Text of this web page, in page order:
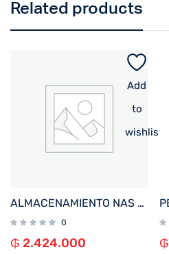
Related products
Add
to
wishlist
ALMACENAMIENTO NAS ASUSTOR AS1202T QC 1.7/2BAY/1G/2.5GBLAN/3 USB3.2
0
₲ 2.424.000 ₲